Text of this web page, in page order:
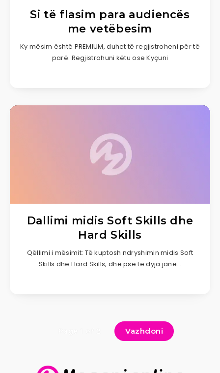
Si të flasim para audiencës
me vetëbesim
Ky mësim është PREMIUM, duhet të regjistroheni për të
parë. Regjistrohuni këtu ose Kyçuni
Dallimi midis Soft Skills dhe
Hard Skills
Qëllimi i mësimit: Të kuptosh ndryshimin midis Soft
Skills dhe Hard Skills, dhe pse të dyja janë…
Vazhdoni